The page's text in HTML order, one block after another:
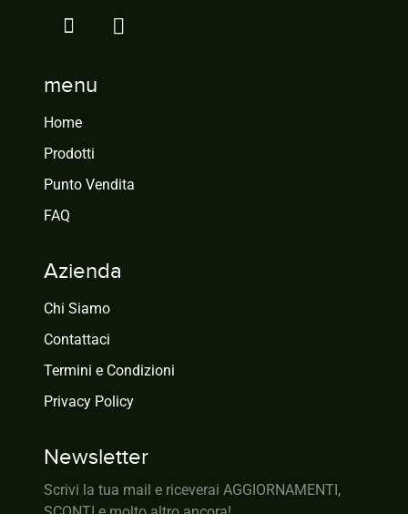
menu
Home
Prodotti
Punto Vendita
FAQ
Azienda
Chi Siamo
Contattaci
Termini e Condizioni
Privacy Policy
Newsletter
Scrivi la tua mail e riceverai AGGIORNAMENTI,